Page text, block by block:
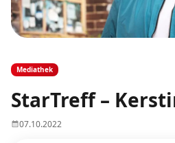
Mediathek
StarTreff –
07.10.2022